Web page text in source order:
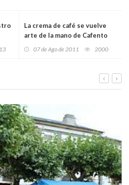
La crema de café se vuelve
arte de la mano de Cafento
Trofeo Stracto
07 de Ago de 2011 2000